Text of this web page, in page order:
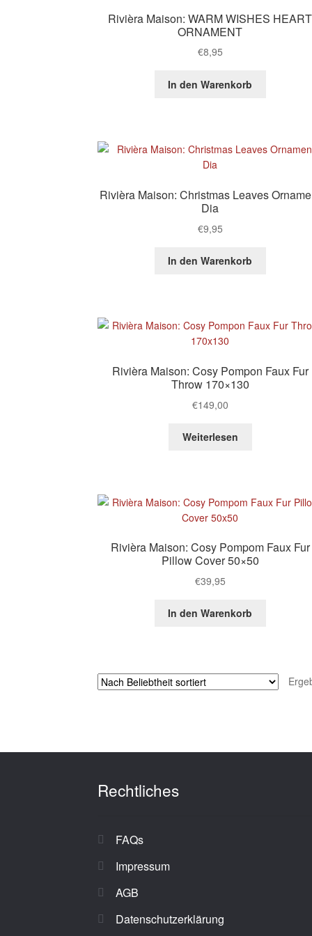
Rivièra Maison: WARM WISHES HEART
ORNAMENT
€8,95
In den Warenkorb
Rivièra Maison: Christmas Leaves
Dia
€9,95
In den Warenkorb
Rivièra Maison: Cosy Pompon Faux Fur
Throw 170×130
€149,00
Weiterlesen
Rivièra Maison: Cosy Pompom Faux Fur
Pillow Cover 50×50
€39,95
In den Warenkorb
Rechtliches
FAQs
Impressum
AGB
Datenschutzerklärung